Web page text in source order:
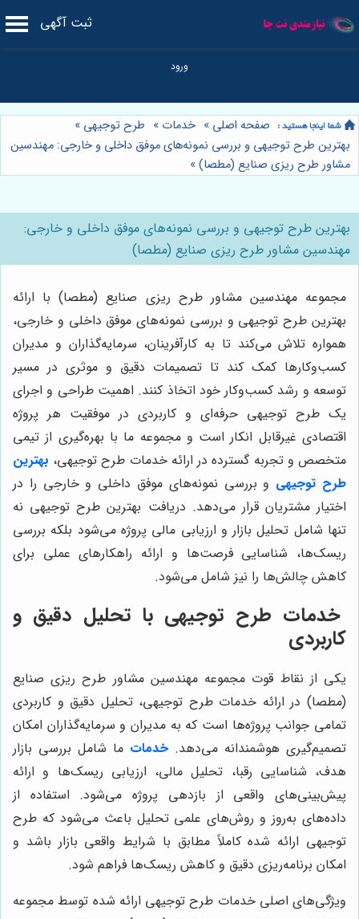
ثبت آگهی
صفحه اصلی » خدمات » طرح توجیهی »
بهترین طرح توجیهی و بررسی نمونه‌های موفق داخلی و خارجی: مهندسین
مشاور طرح ریزی صنایع (مطصا)»
بهترین طرح توجیهی و بررسی نمونه‌های موفق داخلی و خارجی:
مهندسین مشاور طرح ریزی صنایع (مطصا)
مجموعه مهندسین مشاور طرح ریزی صنایع (مطصا) با ارائه
بهترین طرح توجیهی و بررسی نمونه‌های موفق داخلی و خارجی،
همواره تلاش می‌کند تا به کارآفرینان، سرمایه‌گذاران و مدیران
کسب‌وکارها کمک کند تا تصمیمات دقیق و موثری در مسیر
توسعه و رشد کسب‌وکار خود اتخاذ کنند. اهمیت طراحی و اجرای
یک طرح توجیهی حرفه‌ای و کاربردی در موفقیت هر پروژه
اقتصادی غیرقابل انکار است و مجموعه ما با بهره‌گیری از تیمی
متخصص و تجربه گسترده در ارائه خدمات طرح توجیهی، بهترین
طرح توجیهی و بررسی نمونه‌های موفق داخلی و خارجی را در
اختیار مشتریان قرار می‌دهد. دریافت بهترین طرح توجیهی نه
تنها شامل تحلیل بازار و ارزیابی مالی پروژه می‌شود بلکه بررسی
ریسک‌ها، شناسایی فرصت‌ها و ارائه راهکارهای عملی برای
کاهش چالش‌ها را نیز شامل می‌شود.
خدمات طرح توجیهی با تحلیل دقیق و
کاربردی
یکی از نقاط قوت مجموعه مهندسین مشاور طرح ریزی صنایع
(مطصا) در ارائه خدمات طرح توجیهی، تحلیل دقیق و کاربردی
تمامی جوانب پروژه‌ها است که به مدیران و سرمایه‌گذاران امکان
تصمیم‌گیری هوشمندانه می‌دهد. خدمات ما شامل بررسی بازار
هدف، شناسایی رقبا، تحلیل مالی، ارزیابی ریسک‌ها و ارائه
پیش‌بینی‌های واقعی از بازدهی پروژه می‌شود. استفاده از
داده‌های به‌روز و روش‌های علمی تحلیل باعث می‌شود که طرح
توجیهی ارائه شده کاملاً مطابق با شرایط واقعی بازار باشد و
امکان برنامه‌ریزی دقیق و کاهش ریسک‌ها فراهم شود.
ویژگی‌های اصلی خدمات طرح توجیهی ارائه شده توسط مجموعه